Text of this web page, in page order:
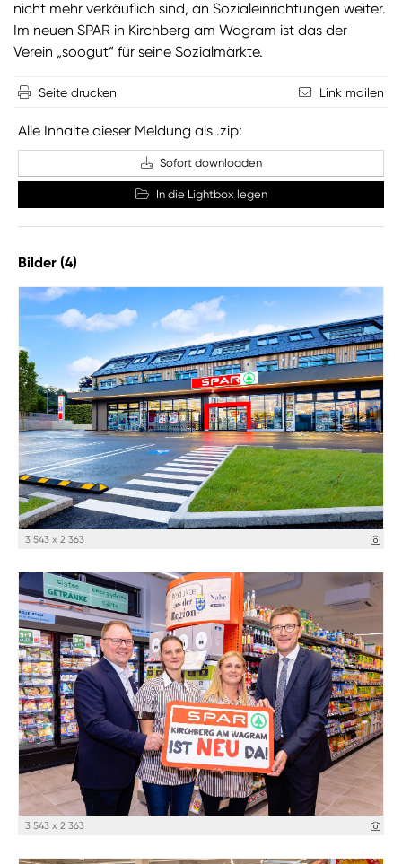
nicht mehr verkäuflich sind, an Sozialeinrichtungen weiter.
Im neuen SPAR in Kirchberg am Wagram ist das der
Verein „soogut“ für seine Sozialmärkte.
Seite drucken Link mailen
Alle Inhalte dieser Meldung als .zip:
Sofort downloaden
In die Lightbox legen
Bilder (4)
3 543 x 2 363
3 543 x 2 363